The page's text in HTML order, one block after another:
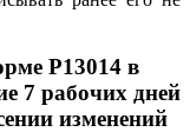
P13014 в
7 рабочих дней
изменений